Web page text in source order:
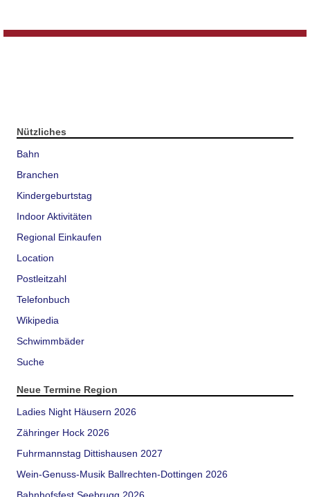
Nützliches
Bahn
Branchen
Kindergeburtstag
Indoor Aktivitäten
Regional Einkaufen
Location
Postleitzahl
Telefonbuch
Wikipedia
Schwimmbäder
Suche
Neue Termine Region
Ladies Night Häusern 2026
Zähringer Hock 2026
Fuhrmannstag Dittishausen 2027
Wein-Genuss-Musik Ballrechten-Dottingen 2026